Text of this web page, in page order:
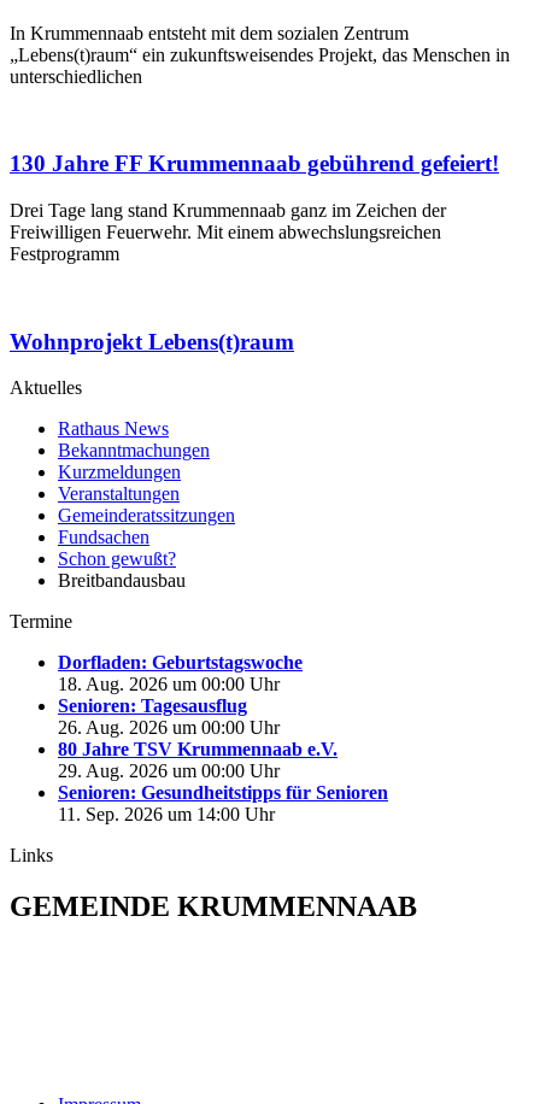
In Krummennaab entsteht mit dem sozialen Zentrum
„Lebens(t)raum“ ein zukunftsweisendes Projekt, das Menschen in
unterschiedlichen
130 Jahre FF Krummennaab gebührend gefeiert!
Drei Tage lang stand Krummennaab ganz im Zeichen der
Freiwilligen Feuerwehr. Mit einem abwechslungsreichen
Festprogramm
Wohnprojekt Lebens(t)raum
Aktuelles
Rathaus News
Bekanntmachungen
Kurzmeldungen
Veranstaltungen
Gemeinderatssitzungen
Fundsachen
Schon gewußt?
Breitbandausbau
Termine
Dorfladen: Geburtstagswoche
18. Aug. 2026 um 00:00 Uhr
Senioren: Tagesausflug
26. Aug. 2026 um 00:00 Uhr
80 Jahre TSV Krummennaab e.V.
29. Aug. 2026 um 00:00 Uhr
Senioren: Gesundheitstipps für Senioren
11. Sep. 2026 um 14:00 Uhr
Links
GEMEINDE KRUMMENNAAB